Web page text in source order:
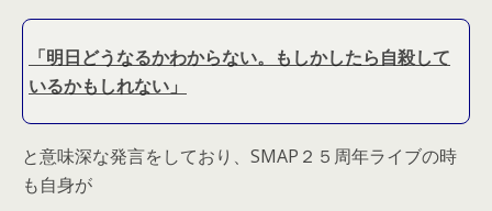
「明日どうなるかわからない。もしかしたら自殺して
いるかもしれない」
と意味深な発言をしており、SMAP２５周年ライブの時
も自身が